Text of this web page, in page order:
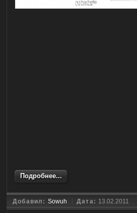
Подробнее...
Добавил: Sowuh Дата: 13.02.2011